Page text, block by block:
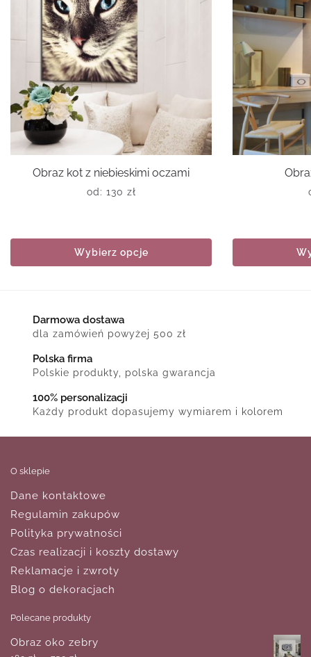
Obraz kot z niebieskimi oczami
od: 130 zł
Wybierz opcje
Darmowa dostawa
dla zamówień powyżej 500 zł
Polska firma
Polskie produkty, polska gwarancja
100% personalizacji
Każdy produkt dopasujemy wymiarem i kolorem
O sklepie
Dane kontaktowe
Regulamin zakupów
Polityka prywatności
Czas realizacji i koszty dostawy
Reklamacje i zwroty
Blog o dekoracjach
Polecane produkty
Obraz oko zebry